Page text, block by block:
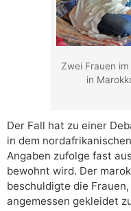
Zwei Frauen
in
Der Fall hat zu einer
in dem
Angaben zufolge fast
bewohnt wird. Der
beschuldigte die
angemessen gekleidet